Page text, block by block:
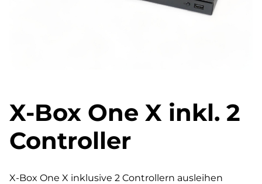
X-Box One X inkl. 2
Controller
X-Box One X inklusive 2 Controllern ausleihen